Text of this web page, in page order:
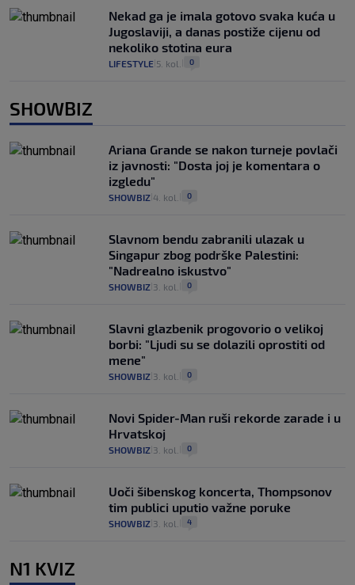
Nekad ga je imala gotovo svaka kuća u
Jugoslaviji, a danas postiže cijenu od
nekoliko stotina eura
LIFESTYLE 5. kol. 0
SHOWBIZ
Ariana Grande se nakon turneje povlači
iz javnosti: "Dosta joj je komentara o
izgledu"
SHOWBIZ 4. kol. 0
Slavnom bendu zabranili ulazak u
Singapur zbog podrške Palestini:
"Nadrealno iskustvo"
SHOWBIZ 3. kol. 0
Slavni glazbenik progovorio o velikoj
borbi: "Ljudi su se dolazili oprostiti od
mene"
SHOWBIZ 3. kol. 0
Novi Spider-Man ruši rekorde zarade i u
Hrvatskoj
SHOWBIZ 3. kol. 0
Uoči šibenskog koncerta, Thompsonov
tim publici uputio važne poruke
SHOWBIZ 3. kol. 4
N1 KVIZ